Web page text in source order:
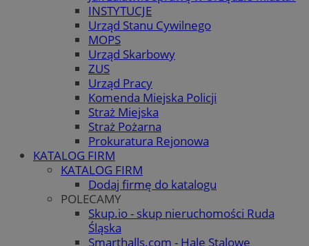
INSTYTUCJE
Urząd Stanu Cywilnego
MOPS
Urząd Skarbowy
ZUS
Urząd Pracy
Komenda Miejska Policji
Straż Miejska
Straż Pożarna
Prokuratura Rejonowa
KATALOG FIRM
KATALOG FIRM
Dodaj firmę do katalogu
POLECAMY
Skup.io - skup nieruchomości Ruda
Śląska
Smarthalls.com - Hale Stalowe